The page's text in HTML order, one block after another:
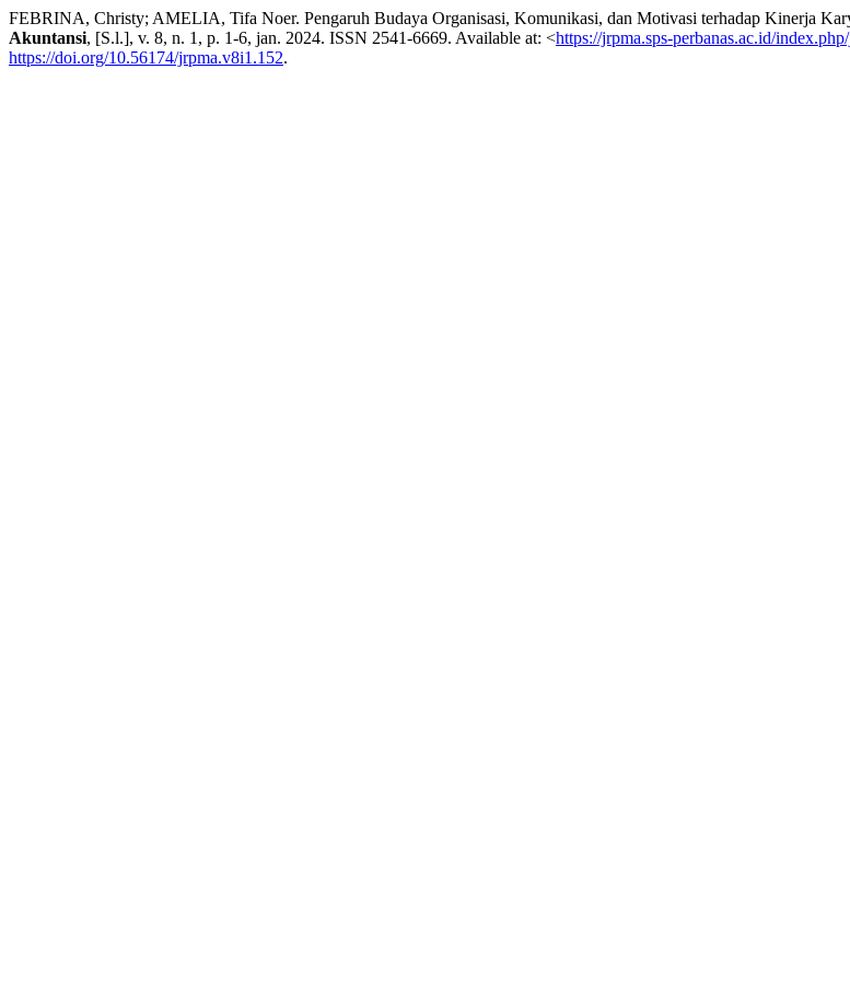
FEBRINA, Christy; AMELIA, Tifa Noer. Pengaruh Budaya Organisasi, Komunikasi, dan Motivasi terhadap Kinerja
Akuntansi, [S.l.], v. 8, n. 1, p. 1-6, jan. 2024. ISSN 2541-6669. Available at: <https://jrpma.sps-perbanas.ac.id/
https://doi.org/10.56174/jrpma.v8i1.152.